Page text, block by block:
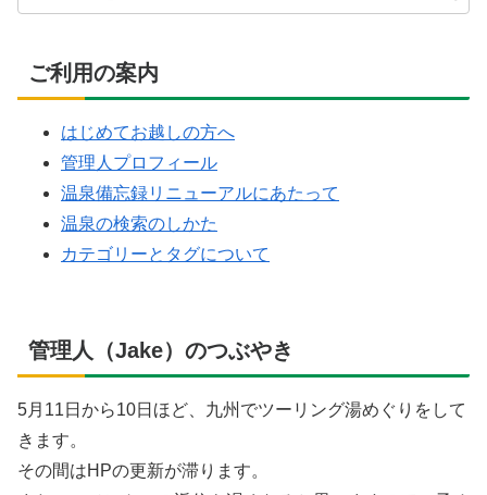
ご利用の案内
はじめてお越しの方へ
管理人プロフィール
温泉備忘録リニューアルにあたって
温泉の検索のしかた
カテゴリーとタグについて
管理人（Jake）のつぶやき
5月11日から10日ほど、九州でツーリング湯めぐりをして
きます。
その間はHPの更新が滞ります。